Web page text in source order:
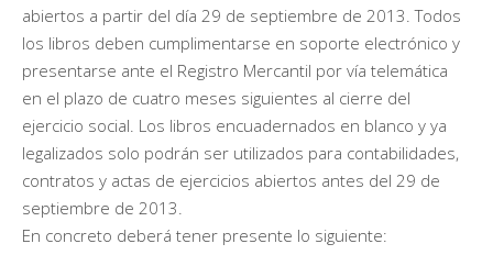
abiertos a partir del día 29 de septiembre de 2013. Todos
los libros deben cumplimentarse en soporte electrónico y
presentarse ante el Registro Mercantil por vía telemática
en el plazo de cuatro meses siguientes al cierre del
ejercicio social. Los libros encuadernados en blanco y ya
legalizados solo podrán ser utilizados para contabilidades,
contratos y actas de ejercicios abiertos antes del 29 de
septiembre de 2013.
En concreto deberá tener presente lo siguiente: